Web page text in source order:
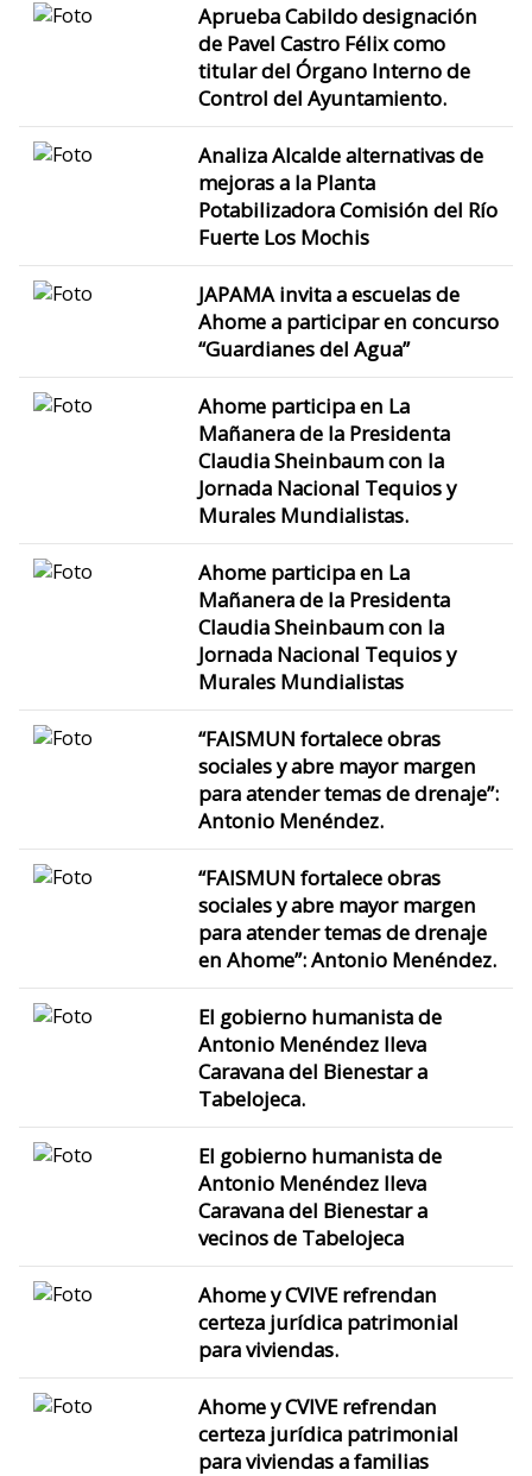
Aprueba Cabildo designación
de Pavel Castro Félix como
titular del Órgano Interno de
Control del Ayuntamiento.
Analiza Alcalde alternativas de
mejoras a la Planta
Potabilizadora Comisión del Río
Fuerte Los Mochis
JAPAMA invita a escuelas de
Ahome a participar en concurso
“Guardianes del Agua”
Ahome participa en La
Mañanera de la Presidenta
Claudia Sheinbaum con la
Jornada Nacional Tequios y
Murales Mundialistas.
Ahome participa en La
Mañanera de la Presidenta
Claudia Sheinbaum con la
Jornada Nacional Tequios y
Murales Mundialistas
“FAISMUN fortalece obras
sociales y abre mayor margen
para atender temas de drenaje”:
Antonio Menéndez.
“FAISMUN fortalece obras
sociales y abre mayor margen
para atender temas de drenaje
en Ahome”: Antonio Menéndez.
El gobierno humanista de
Antonio Menéndez lleva
Caravana del Bienestar a
Tabelojeca.
El gobierno humanista de
Antonio Menéndez lleva
Caravana del Bienestar a
vecinos de Tabelojeca
Ahome y CVIVE refrendan
certeza jurídica patrimonial
para viviendas.
Ahome y CVIVE refrendan
certeza jurídica patrimonial
para viviendas a familias